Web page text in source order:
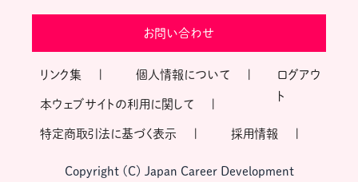
お問い合わせ
リンク集 個人情報について
本ウェブサイトの利用に関して
特定商取引法に基づく表示 採用情報
ログアウ
ト
Copyright (C) Japan Career Development